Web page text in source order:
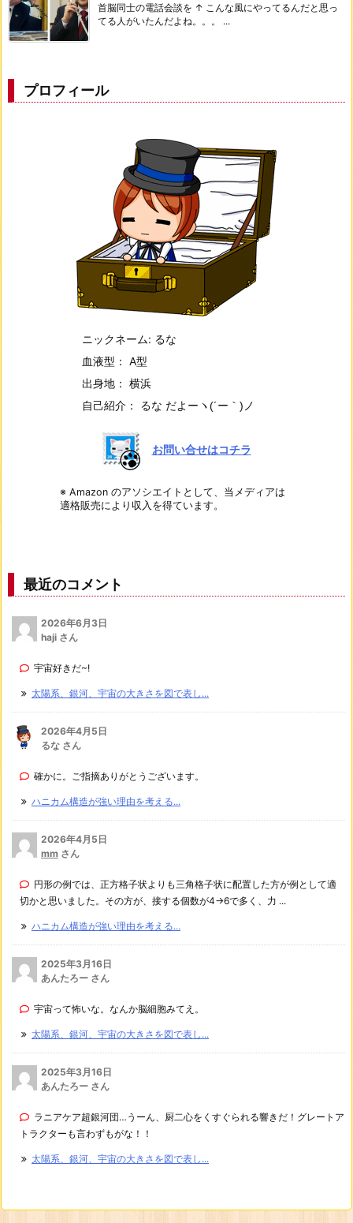
首脳同士の電話会談を ↑ こんな風にやってるんだと思っ
てる人がいたんだよね。。。 ...
プロフィール
ニックネーム: るな
血液型： A型
出身地： 横浜
自己紹介： るな だよー ヽ(´ー｀)ノ
お問い合せはコチラ
※ Amazon のアソシエイトとして、当メディアは
適格販売により収入を得ています。
最近のコメント
2026年6月3日
haji さん
宇宙好きだ~!
太陽系、銀河、宇宙の大きさを図で表し...
2026年4月5日
るな さん
確かに。ご指摘ありがとうございます。
ハニカム構造が強い理由を考える...
2026年4月5日
mm さん
円形の例では、正方格子状よりも三角格子状に配置した方が例として適
切かと思いました。その方が、接する個数が4→6で多く、力 ...
ハニカム構造が強い理由を考える...
2025年3月16日
あんたろー さん
宇宙って怖いな。なんか脳細胞みてえ。
太陽系、銀河、宇宙の大きさを図で表し...
2025年3月16日
あんたろー さん
ラニアケア超銀河団…うーん、厨二心をくすぐられる響きだ！グレートア
トラクターも言わずもがな！！
太陽系、銀河、宇宙の大きさを図で表し...